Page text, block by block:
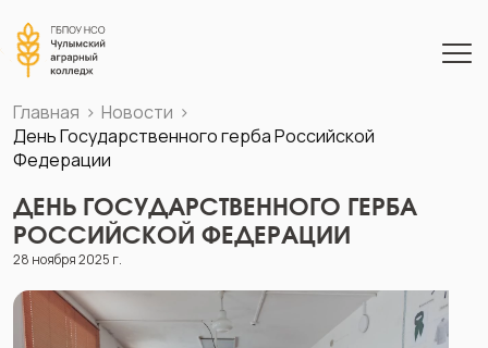
Главная
Новости
День Государственного герба Российской
Федерации
ДЕНЬ ГОСУДАРСТВЕННОГО ГЕРБА
РОССИЙСКОЙ ФЕДЕРАЦИИ
28 ноября 2025 г.